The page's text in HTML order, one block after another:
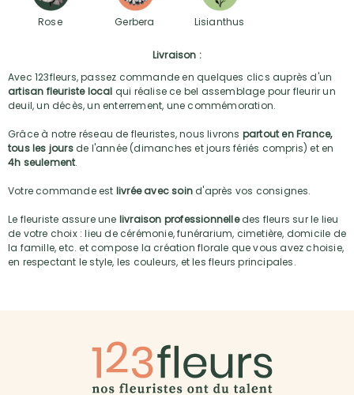
Rose Gerbera Lisianthus
Livraison :
Avec 123fleurs, passez commande en quelques clics auprès d'un
artisan fleuriste local qui réalise ce bel assemblage pour fleurir un
deuil, un décès, un enterrement, une commémoration.
Grâce à notre réseau de fleuristes, nous livrons partout en France,
tous les joursde l'année (dimanches et jours fériés compris) et en
4h seulement.
Votre commande est livrée avec soind'après vos consignes.
Le fleuriste assure une livraison professionnelledes fleurs sur le lieu
de votre choix : lieu de cérémonie, funérarium, cimetière, domicile de
la famille, etc. et compose la création florale que vous avez choisie,
en respectant le style, les couleurs, et les fleurs principales.